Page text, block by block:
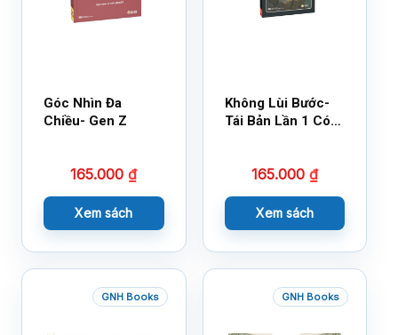
Góc Nhìn Đa
Chiều- Gen Z
165.000₫
Xem sách
Không Lùi Bước-
Tái Bản Lần 1 Có
165.000 ₫
Xem sách
GNH Books GNH Books